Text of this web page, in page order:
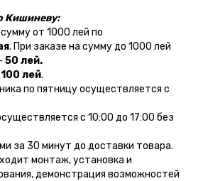
Кишиневу:
от 1000 лей по
. При заказе на сумму до 1000 лей
50 лей.
100 лей.
по пятницу осуществляется с
с 10:00 до 17:00 без
за 30 минут до доставки товара.
монтаж, установка и
демонстрация возможностей